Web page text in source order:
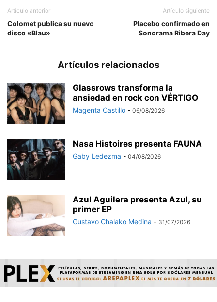
Artículo anterior
Colomet publica su nuevo
disco «Blau»
Artículo siguiente
Placebo confirmado en
Sonorama Ribera Day
Artículos relacionados
Glassrows transforma la
ansiedad en rock con VÉRTIGO
Magenta Castillo - 06/08/2026
Nasa Histoires presenta FAUNA
Gaby Ledezma - 04/08/2026
Azul Aguilera presenta Azul, su
primer EP
Gustavo Chalako Medina - 31/07/2026